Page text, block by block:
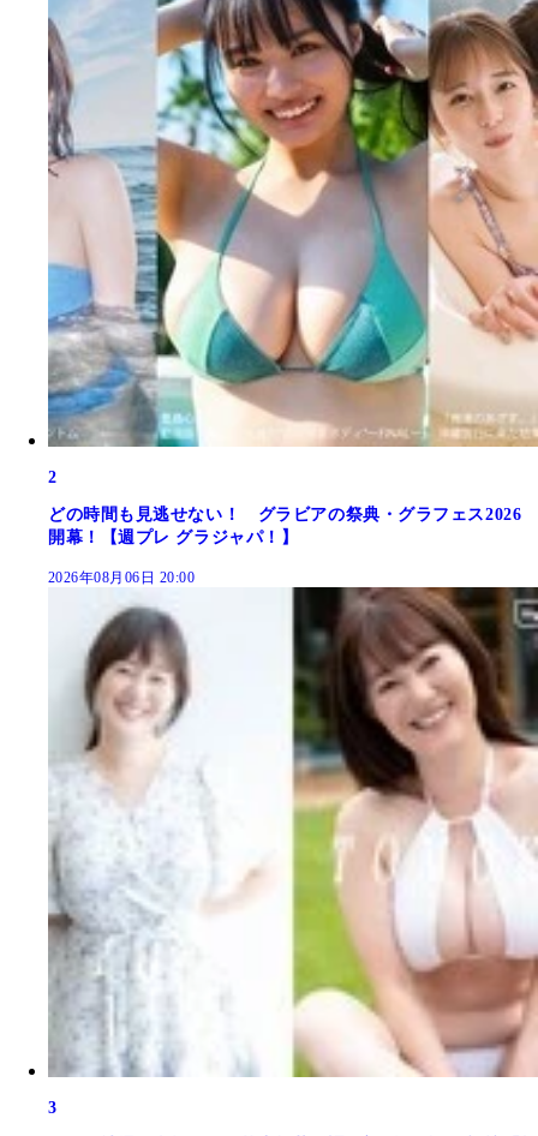
2
どの時間も見逃せない！ グラビアの祭典・グラフェス2026
開幕！【週プレ グラジャパ！】
2026年08月06日 20:00
3